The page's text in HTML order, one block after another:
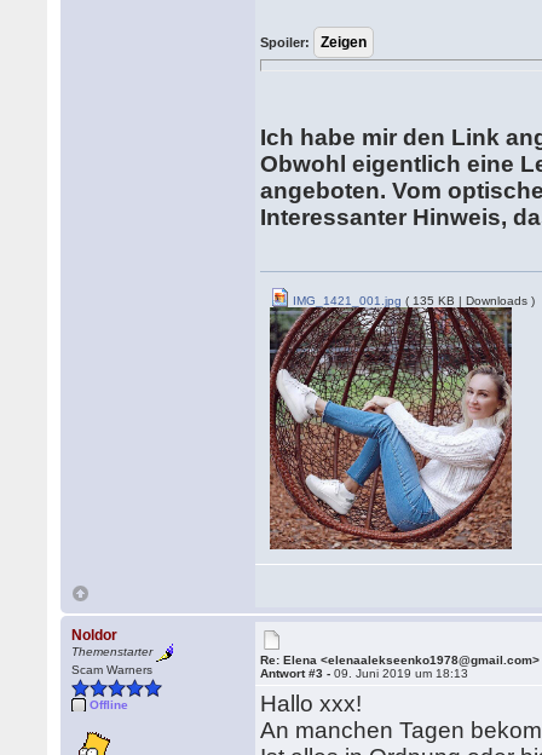
Spoiler:
Ich habe mir den Link
Obwohl eigentlich eine
angeboten. Vom
Interessanter Hinweis,
IMG_1421_001.jpg ( 135 KB | Downloads )
Noldor
Themenstarter
Scam Warners
Offline
Re: Elena <elenaalekseenko1978@gmail.com>
Antwort #3 -09. Juni 2019 um 18:13
Hallo xxx!
An manchen Tagen